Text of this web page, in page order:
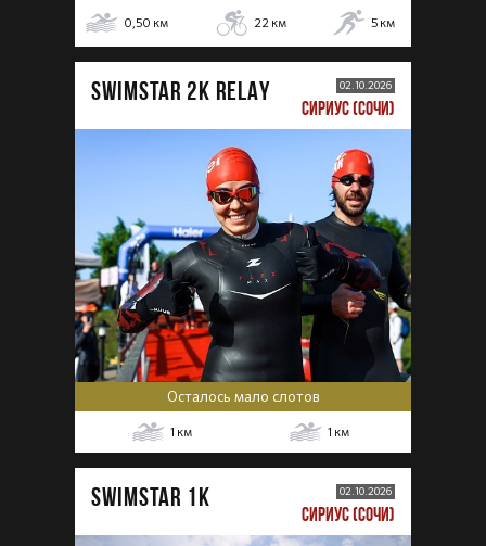
0,50 км 22 км 5 км
SWIMSTAR 2K RELAY 02.10.2026
СИРИУС (СОЧИ)
Осталось мало слотов
1 км 1 км
SWIMSTAR 1K 02.10.2026
СИРИУС (СОЧИ)